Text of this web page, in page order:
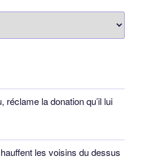
la donation qu’il lui
les voisins du dessus